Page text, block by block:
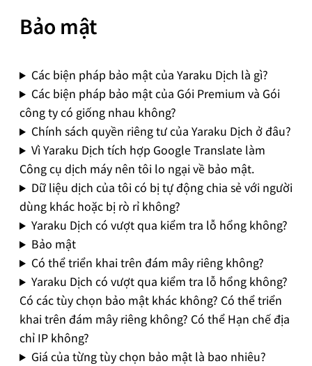
Bảo mật
Các biện pháp bảo mật của Yaraku Dịch là gì?
Các biện pháp bảo mật của Gói Premium và Gói
công ty có giống nhau không?
Chính sách quyền riêng tư của Yaraku Dịch ở đâu?
Vì Yaraku Dịch tích hợp Google Translate làm
Công cụ dịch máy nên tôi lo ngại về bảo mật.
Dữ liệu dịch của tôi có bị tự động chia sẻ với người
dùng khác hoặc bị rò rỉ không?
Yaraku Dịch có vượt qua kiểm tra lỗ hổng không?
Bảo mật
Có thể triển khai trên đám mây riêng không?
Yaraku Dịch có vượt qua kiểm tra lỗ hổng không?
Có các tùy chọn bảo mật khác không? Có thể triển
khai trên đám mây riêng không? Có thể Hạn chế địa
chỉ IP không?
Giá của từng tùy chọn bảo mật là bao nhiêu?